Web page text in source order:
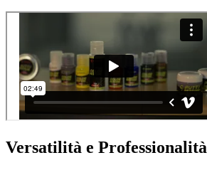
Versatilità e Professionalità